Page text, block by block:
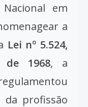
em
a
Lei nº 5.524,
1968, a
da profissão